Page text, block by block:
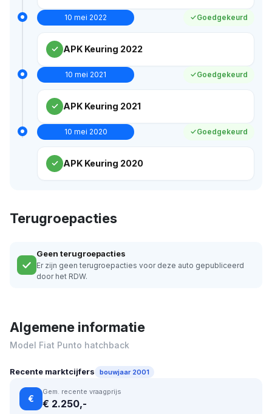
10 mei 2022 Goedgekeurd
APK Keuring 2022
10 mei 2021 Goedgekeurd
APK Keuring 2021
10 mei 2020 Goedgekeurd
APK Keuring 2020
Terugroepacties
Geen terugroepacties
Er zijn geen terugroepacties voor deze auto gepubliceerd
door het RDW.
Algemene informatie
Model Fiat Punto hatchback
Recente marktcijfers bouwjaar 2001
€
Gem. recente vraagprijs
€ 2.250,-